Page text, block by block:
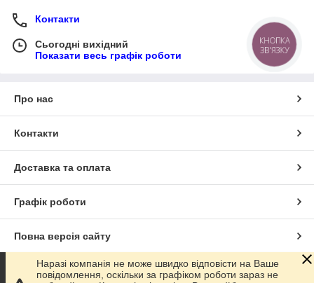
Контакти
Сьогодні вихідний
Показати весь графік роботи
Про нас
Контакти
Доставка та оплата
Графік роботи
Повна версія сайту
Сайт створено на маркетплейсіProm.ua
Наразі компанія не може швидко відповісти на Ваше
повідомлення, оскільки за графіком роботи зараз не
КНОПКА
ЗВ'ЯЗКУ